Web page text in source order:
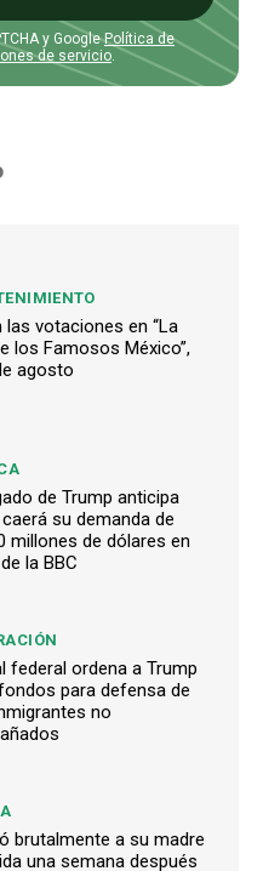
y GooglePolítica de
de servicio.
las votaciones en “La
los Famosos México”,
agosto
de Trump anticipa
su demanda de
millones de dólares en
la BBC
federal ordena a Trump
para defensa de
no
brutalmente a su madre
una semana después